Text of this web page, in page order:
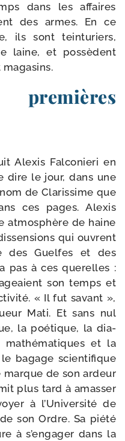
dans les affaires
des armes. En ce
ils sont tein­tu­riers,
laine, et pos­sèdent
premières
Alexis Falconieri en
dire le jour, dans une
de Clarissime que
ces pages. Alexis
atmo­sphère de haine
qui ouvrent
des Guelfes et des
pas à ces que­relles :
son temps et
« Il fut savant »,
Mati. Et sans nul
la poé­tique, la dia­
et la
bagage scien­ti­fique
marque de son ardeur
plus tard à amas­ser
à l’Université de
son Ordre. Sa pié­té
à s’engager dans la